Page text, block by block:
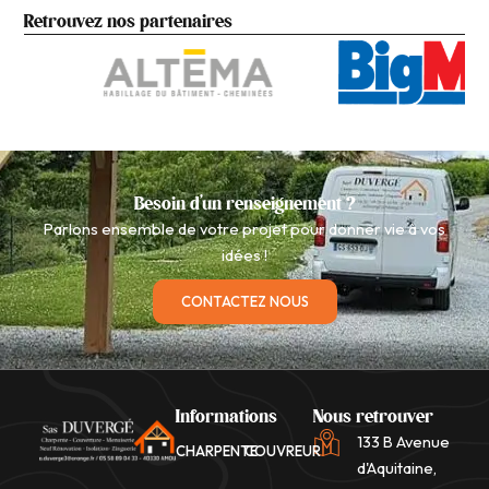
Retrouvez nos partenaires
Besoin d'un renseignement ?
Parlons ensemble de votre projet pour donner vie à vos
idées !
CONTACTEZ NOUS
Informations
CHARPENTECOUVREUR
Nous retrouver
133 B Avenue
d'Aquitaine,